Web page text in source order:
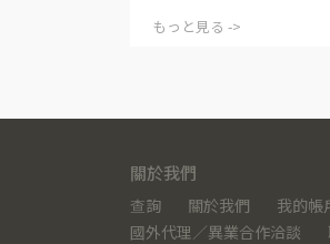
もっと見る ->
關於我們
查詢 關於我們 我的帳
國外代理／異業合作洽談